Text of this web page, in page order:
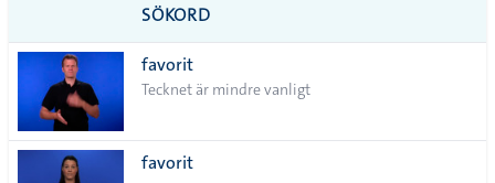
alla i
lista
SÖKORD
favorit
Tecknet är mindre vanligt
favorit